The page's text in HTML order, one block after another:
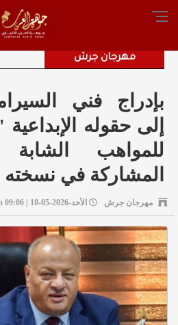
الرئيسية
التحرير: المستشار محمد صالح الملكاوي [ 00962795755033 ]
مهرجان جرش
بإدراج فني
إلى حقوله
للمواهب
المشاركة في نسخته 13
مهرجان جرش الأحد-2026-05-10 | 09:06 am